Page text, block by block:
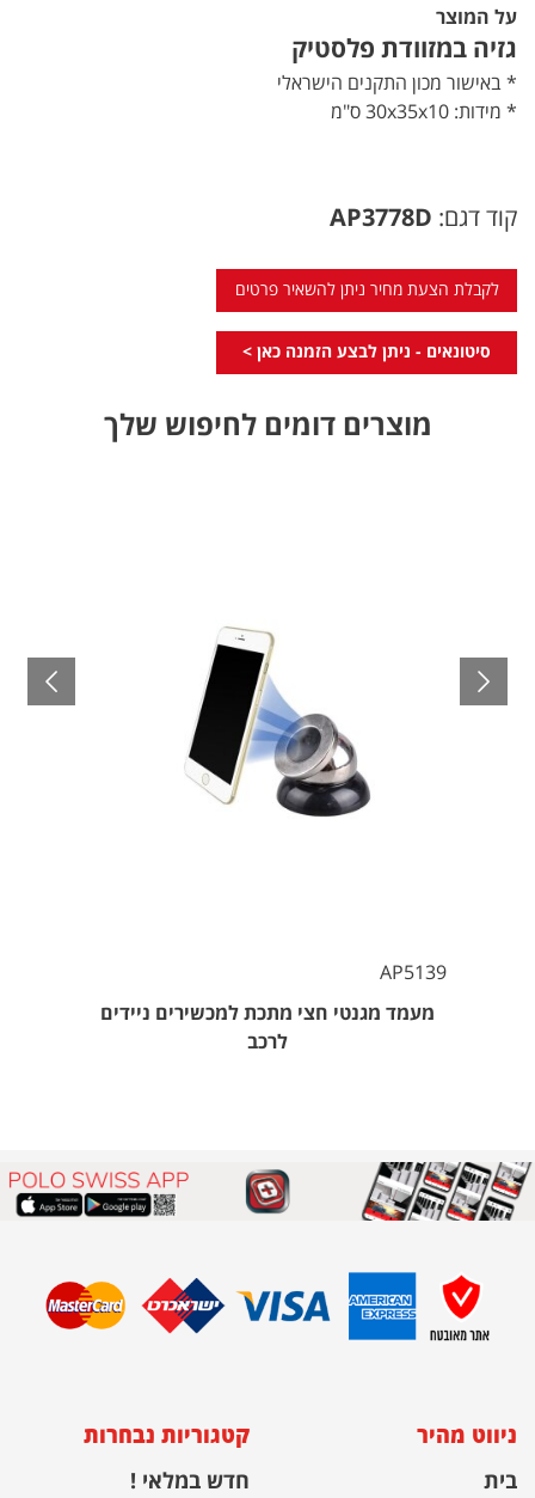
על המוצר
גזיה במזוודת פלסטיק
* באישור מכון התקנים הישראלי
* מידות: 30x35x10 ס"מ
קוד דגם: AP3778D
לקבלת הצעת מחיר ניתן להשאיר פרטים
סיטונאים - ניתן לבצע הזמנה כאן >
מוצרים דומים לחיפוש שלך
AP5139
מעמד מגנטי חצי מתכת למכשירים ניידים
לרכב
ניווט מהיר
בית
קטגוריות נבחרות
חדש במלאי !